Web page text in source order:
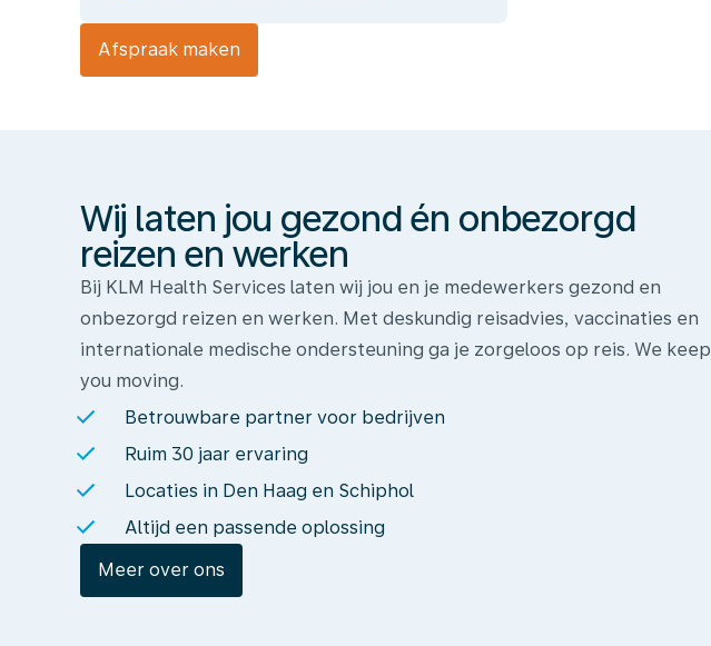
Afspraak maken
Wij
onbezorgd
reizen
en
Wij laten jou gezond én onbezorgd
reizen en werken
Bij KLM Health Services laten wij jou en je medewerkers gezond en
onbezorgd reizen en werken. Met deskundig reisadvies, vaccinaties en
internationale medische ondersteuning ga je zorgeloos op reis. We keep
you moving.
Betrouwbare partner voor bedrijven
Ruim 30 jaar ervaring
Locaties in Den Haag en Schiphol
Altijd een passende oplossing
Meer over ons